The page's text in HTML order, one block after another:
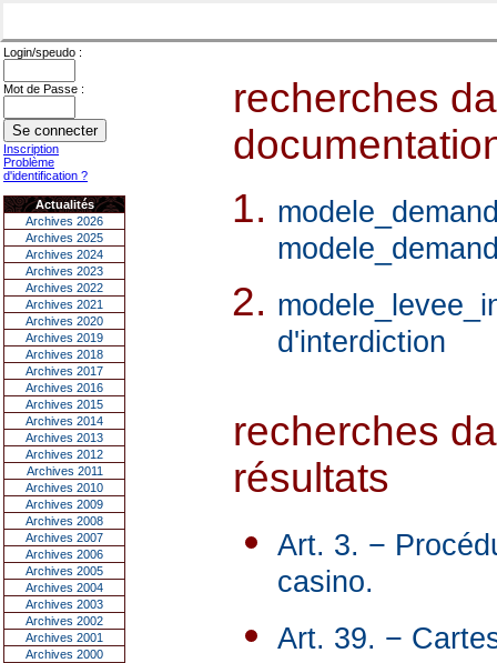
Login/speudo :
Mot de Passe :
Inscription
Problème
d'identification ?
Actualités
Archives 2026
Archives 2025
Archives 2024
Archives 2023
Archives 2022
Archives 2021
Archives 2020
Archives 2019
Archives 2018
Archives 2017
Archives 2016
Archives 2015
Archives 2014
Archives 2013
Archives 2012
Archives 2011
Archives 2010
Archives 2009
Archives 2008
Archives 2007
Archives 2006
Archives 2005
Archives 2004
Archives 2003
Archives 2002
Archives 2001
Archives 2000
recherches
d'interdiction
recherches
résultats
Art. 3. −
casino.
Art. 39. −